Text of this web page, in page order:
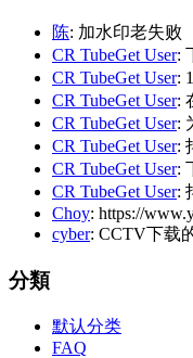
陈: 加水印老失败
CR TubeGet User:
CR TubeGet User:
CR TubeGet User:
CR TubeGet User:
CR TubeGet User:
CR TubeGet User:
CR TubeGet User:
Choy: https://
cyber: CCTV下载
分類
默认分类
FAQ